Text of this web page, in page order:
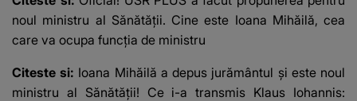
noul ministru al Sănătății. Cine este Ioana Mihăilă, cea
care va ocupa funcția de ministru
Citeste si: Ioana Mihăilă a depus jurământul și este noul
ministru al Sănătății! Ce i-a transmis Klaus Iohannis: